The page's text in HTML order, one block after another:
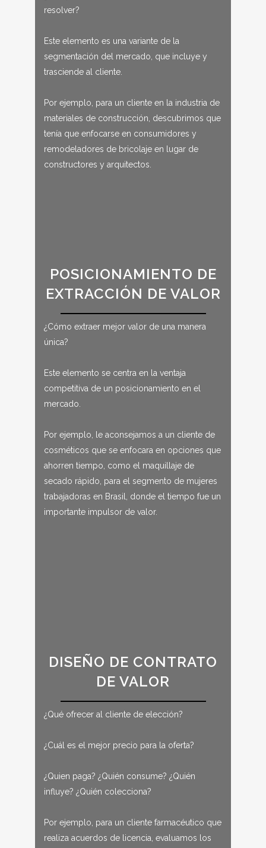
resolver?
Este elemento es una variante de la
segmentación del mercado, que incluye y
trasciende al cliente.
Por ejemplo, para un cliente en la industria de
materiales de construcción, descubrimos que
tenía que enfocarse en consumidores y
remodeladores de bricolaje en lugar de
constructores y arquitectos.
POSICIONAMIENTO DE
EXTRACCIÓN DE VALOR
¿Cómo extraer mejor valor de una manera
única?
Este elemento se centra en la ventaja
competitiva de un posicionamiento en el
mercado.
Por ejemplo, le aconsejamos a un cliente de
cosméticos que se enfocara en opciones que
ahorren tiempo, como el maquillaje de
secado rápido, para el segmento de mujeres
trabajadoras en Brasil, donde el tiempo fue un
importante impulsor de valor.
DISEÑO DE CONTRATO
DE VALOR
¿Qué ofrecer al cliente de elección?
¿Cuál es el mejor precio para la oferta?
¿Quien paga? ¿Quién consume? ¿Quién
influye? ¿Quién colecciona?
Por ejemplo, para un cliente farmacéutico que
realiza acuerdos de licencia, evaluamos los